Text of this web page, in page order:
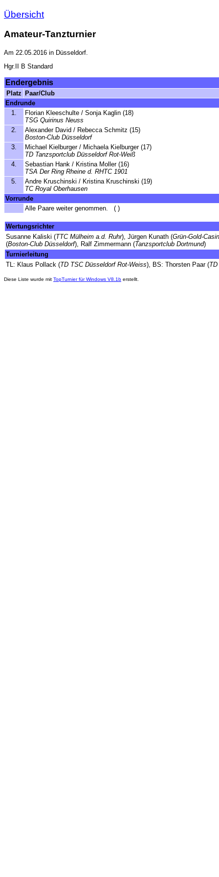
Übersicht
Amateur-Tanzturnier
Am 22.05.2016 in Düsseldorf.
Hgr.II B Standard
Endergebnis
Platz Paar/Club
Endrunde
1.
Florian Kleeschulte / Sonja Kaglin (18)
TSG Quirinus Neuss
2.
Alexander David / Rebecca Schmitz (15)
Boston-Club Düsseldorf
3.
Michael Kielburger / Michaela Kielburger (17)
TD Tanzsportclub Düsseldorf Rot-Weiß
4.
Sebastian Hank / Kristina Moller (16)
TSA Der Ring Rheine d. RHTC 1901
5.
Andre Kruschinski / Kristina Kruschinski (19)
TC Royal Oberhausen
Vorrunde
Alle Paare weiter genommen. ( )
Wertungsrichter
Susanne Kaliski (TTC Mülheim a.d. Ruhr), Jürgen Kunath (Grün-Gold-
(Boston-Club Düsseldorf), Ralf Zimmermann (Tanzsportclub Dortmund)
Turnierleitung
TL: Klaus Pollack (TD TSC Düsseldorf Rot-Weiss), BS: Thorsten Paar (
Diese Liste wurde mit TopTurnier für Windows V8.1b erstellt.